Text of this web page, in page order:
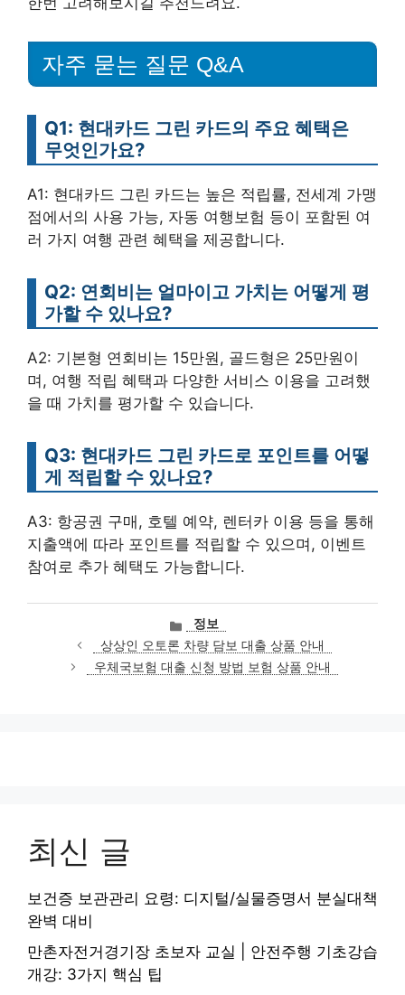
자주 묻는 질문 Q&A
Q1: 현대카드 그린 카드의 주요 혜택은
무엇인가요?
A1: 현대카드 그린 카드는 높은 적립률, 전세계 가맹
점에서의 사용 가능, 자동 여행보험 등이 포함된 여
러 가지 여행 관련 혜택을 제공합니다.
Q2: 연회비는 얼마이고 가치는 어떻게 평
가할 수 있나요?
A2: 기본형 연회비는 15만원, 골드형은 25만원이
며, 여행 적립 혜택과 다양한 서비스 이용을 고려했
을 때 가치를 평가할 수 있습니다.
Q3: 현대카드 그린 카드로 포인트를 어떻
게 적립할 수 있나요?
A3: 항공권 구매, 호텔 예약, 렌터카 이용 등을 통해
지출액에 따라 포인트를 적립할 수 있으며, 이벤트
참여로 추가 혜택도 가능합니다.
카
테
고
리
정보
상상인 오토론 차량 담보 대출 상품 안내
우체국보험 대출 신청 방법 보험 상품 안내
최신 글
보건증 보관관리 요령: 디지털/실물증명서 분실대책
완벽 대비
만촌자전거경기장 초보자 교실 | 안전주행 기초강습
개강: 3가지 핵심 팁